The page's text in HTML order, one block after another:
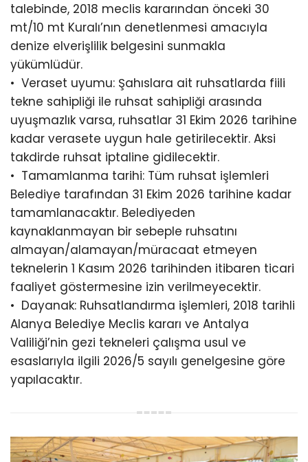
talebinde, 2018 meclis kararından önceki 30
mt/10 mt Kuralı’nın denetlenmesi amacıyla
denize elverişlilik belgesini sunmakla
yükümlüdür.
•⁠ ⁠Veraset uyumu: Şahıslara ait ruhsatlarda fiili
tekne sahipliği ile ruhsat sahipliği arasında
uyuşmazlık varsa, ruhsatlar 31 Ekim 2026 tarihine
kadar verasete uygun hale getirilecektir. Aksi
takdirde ruhsat iptaline gidilecektir.
•⁠ ⁠Tamamlanma tarihi: Tüm ruhsat işlemleri
Belediye tarafından 31 Ekim 2026 tarihine kadar
tamamlanacaktır. Belediyeden
kaynaklanmayan bir sebeple ruhsatını
almayan/alamayan/müracaat etmeyen
teknelerin 1 Kasım 2026 tarihinden itibaren ticari
faaliyet göstermesine izin verilmeyecektir.
•⁠ ⁠Dayanak: Ruhsatlandırma işlemleri, 2018 tarihli
Alanya Belediye Meclis kararı ve Antalya
Valiliği’nin gezi tekneleri çalışma usul ve
esaslarıyla ilgili 2026/5 sayılı genelgesine göre
yapılacaktır.